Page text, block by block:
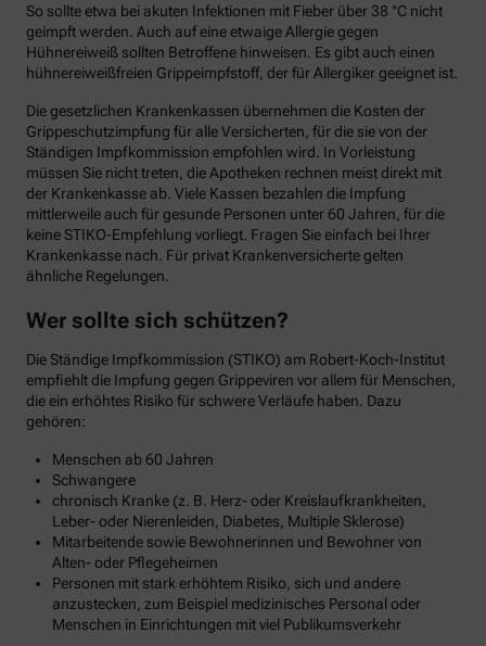
So sollte etwa bei akuten Infektionen mit Fieber über 38 °C nicht
geimpft werden. Auch auf eine etwaige Allergie gegen
Hühnereiweiß sollten Betroffene hinweisen. Es gibt auch einen
hühnereiweißfreien Grippeimpfstoff, der für Allergiker geeignet ist.
Die gesetzlichen Krankenkassen übernehmen die Kosten der
Grippeschutzimpfung für alle Versicherten, für die sie von der
Ständigen Impfkommission empfohlen wird. In Vorleistung
müssen Sie nicht treten, die Apotheken rechnen meist direkt mit
der Krankenkasse ab. Viele Kassen bezahlen die Impfung
mittlerweile auch für gesunde Personen unter 60 Jahren, für die
keine STIKO-Empfehlung vorliegt. Fragen Sie einfach bei Ihrer
Krankenkasse nach. Für privat Krankenversicherte gelten
ähnliche Regelungen.
Wer sollte sich schützen?
Die Ständige Impfkommission (STIKO) am Robert-Koch-Institut
empfiehlt die Impfung gegen Grippeviren vor allem für Menschen,
die ein erhöhtes Risiko für schwere Verläufe haben. Dazu
gehören:
Menschen ab 60 Jahren
Schwangere
chronisch Kranke (z. B. Herz- oder Kreislaufkrankheiten,
Leber- oder Nierenleiden, Diabetes, Multiple Sklerose)
Mitarbeitende sowie Bewohnerinnen und Bewohner von
Alten- oder Pflegeheimen
Personen mit stark erhöhtem Risiko, sich und andere
anzustecken, zum Beispiel medizinisches Personal oder
Menschen in Einrichtungen mit viel Publikumsverkehr